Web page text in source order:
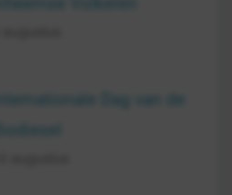
Internationale Dag van de